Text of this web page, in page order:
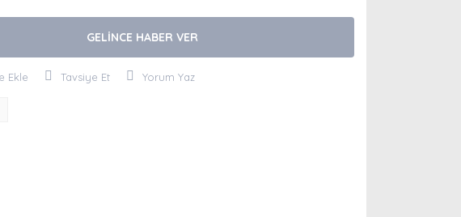
GELİNCE HABER VER
Tavsiye Et Yorum Yaz